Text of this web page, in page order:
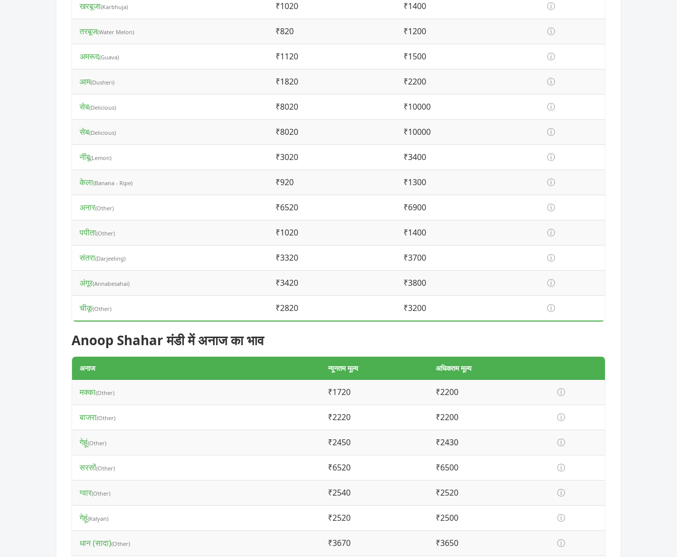
खरबूजा(Karbhuja) ₹1020 ₹1400 ⓘ
तरबूज(Water Melon) ₹820 ₹1200 ⓘ
अमरूद(Guava) ₹1120 ₹1500 ⓘ
आम(Dusheri) ₹1820 ₹2200 ⓘ
सेब(Delicious) ₹8020 ₹10000 ⓘ
सेब(Delicious) ₹8020 ₹10000 ⓘ
नींबू(Lemon) ₹3020 ₹3400 ⓘ
केला(Banana - Ripe) ₹920 ₹1300 ⓘ
अनार(Other) ₹6520 ₹6900 ⓘ
पपीता(Other) ₹1020 ₹1400 ⓘ
संतरा(Darjeeling) ₹3320 ₹3700 ⓘ
अंगूर(Annabesahai) ₹3420 ₹3800 ⓘ
चीकू(Other) ₹2820 ₹3200 ⓘ
Anoop Shahar मंडी में अनाज का भाव
अनाज न्यूनतम मूल्य अधिकतम मूल्य
मक्का(Other) ₹1720 ₹2200 ⓘ
बाजरा(Other) ₹2220 ₹2200 ⓘ
गेहूं(Other) ₹2450 ₹2430 ⓘ
सरसों(Other) ₹6520 ₹6500 ⓘ
ग्वार(Other) ₹2540 ₹2520 ⓘ
गेहूं(Kalyan) ₹2520 ₹2500 ⓘ
धान (सादा)(Other) ₹3670 ₹3650 ⓘ